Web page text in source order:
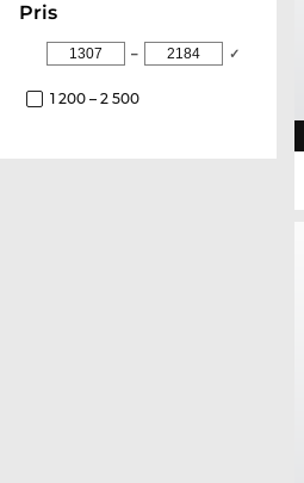
Pris
– ✓
1 200 – 2 500